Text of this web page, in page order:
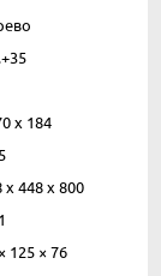
х 184
x 448 x 800
125 × 76